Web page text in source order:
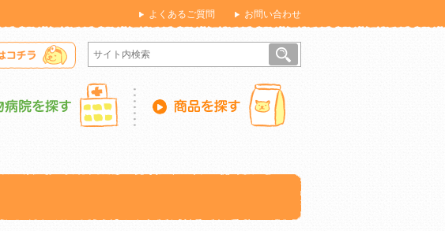
よくあるご質問 お問い合わせ